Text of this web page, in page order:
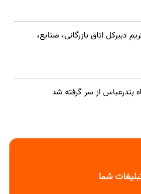
دبیرکل اتاق بازرگانی، صنایع،
بندرعباس از سر گرفته شد